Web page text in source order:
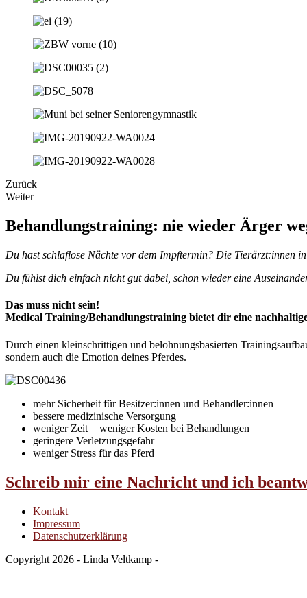
Zurück
Weiter
Behandlungstraining: nie wieder Ärger
Du hast schlaflose Nächte vor dem Impftermin? Die Tierärzt:innen
Du fühlst dich einfach nicht gut dabei, schon wieder eine
Das muss nicht sein!
Medical Training/Behandlungstraining bietet dir eine
Durch einen kleinschrittigen und belohnungsbasierten
sondern auch die Emotion deines Pferdes.
mehr Sicherheit für Besitzer:innen und Behandler:innen
bessere medizinische Versorgung
weniger Zeit = weniger Kosten bei Behandlungen
geringere Verletzungsgefahr
weniger Stress für das Pferd
Schreib mir eine Nachricht und ich
Kontakt
Impressum
Datenschutzerklärung
Copyright 2026 - Linda Veltkamp -